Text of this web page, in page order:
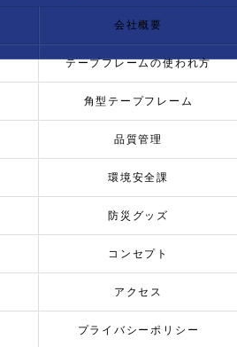
会社概要
テープフレームの使われ方
角型テープフレーム
品質管理
環境安全課
防災グッズ
コンセプト
アクセス
プライバシーポリシー